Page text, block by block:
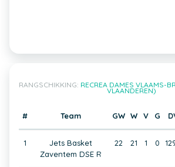
RANGSCHIKKING: RECREA DAMES VLAAMS-
VLAANDEREN)
# Team GW W V G
1
Jets Basket
Zaventem DSE R
22 21 1 0